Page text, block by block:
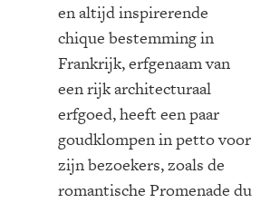
en altijd inspirerende
chique bestemming in
Frankrijk, erfgenaam van
een rijk architecturaal
erfgoed, heeft een paar
goudklompen in petto voor
zijn bezoekers, zoals de
romantische Promenade du